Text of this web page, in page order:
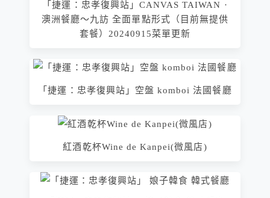
「捷運：忠孝復興站」CANVAS TAIWAN ·
澳洲餐廳～九訪 全面單點形式（目前無提供
套餐）20240915菜單更新
「捷運：忠孝復興站」空盤 komboi 法國餐廳
紅酒乾杯Wine de Kanpei(微風店)